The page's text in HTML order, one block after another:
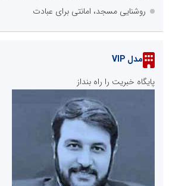
روشنایی مسجد، امانتی برای عبادت
مدل VIP
پایگاه خبریت را راه بنداز